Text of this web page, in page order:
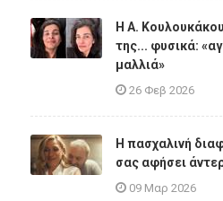
Η A.
της... φυσικά:
μαλλιά»
26 Φεβ 2026
Η πασχαλινή
σας αφήσει
09 Μαρ 2026